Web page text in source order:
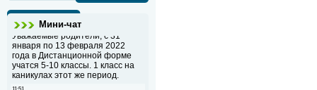
Мини-чат